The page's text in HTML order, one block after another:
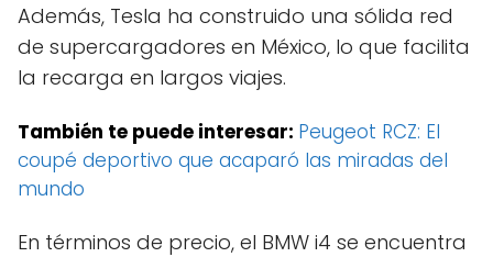
Además, Tesla ha construido una sólida red
de supercargadores en México, lo que facilita
la recarga en largos viajes.
También te puede interesar: Peugeot RCZ: El
coupé deportivo que acaparó las miradas del
mundo
En términos de precio, el BMW i4 se encuentra